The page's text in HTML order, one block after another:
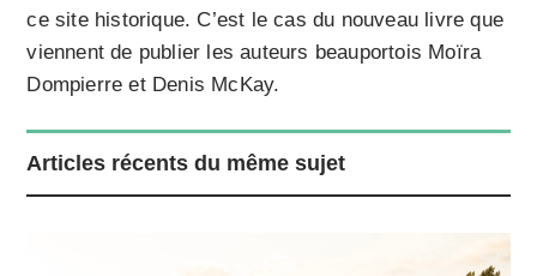
ce site historique. C’est le cas du nouveau livre que
viennent de publier les auteurs beauportois Moïra
Dompierre et Denis McKay.
Articles récents du même sujet